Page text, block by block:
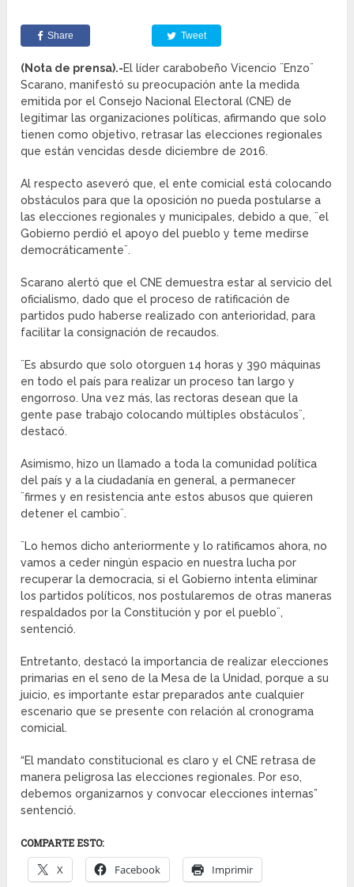
Share Tweet
(Nota de prensa).-El líder carabobeño Vicencio ¨Enzo¨
Scarano, manifestó su preocupación ante la medida
emitida por el Consejo Nacional Electoral (CNE) de
legitimar las organizaciones políticas, afirmando que solo
tienen como objetivo, retrasar las elecciones regionales
que están vencidas desde diciembre de 2016.
Al respecto aseveró que, el ente comicial está colocando
obstáculos para que la oposición no pueda postularse a
las elecciones regionales y municipales, debido a que, ¨el
Gobierno perdió el apoyo del pueblo y teme medirse
democráticamente¨.
Scarano alertó que el CNE demuestra estar al servicio del
oficialismo, dado que el proceso de ratificación de
partidos pudo haberse realizado con anterioridad, para
facilitar la consignación de recaudos.
¨Es absurdo que solo otorguen 14 horas y 390 máquinas
en todo el país para realizar un proceso tan largo y
engorroso. Una vez más, las rectoras desean que la
gente pase trabajo colocando múltiples obstáculos¨,
destacó.
Asimismo, hizo un llamado a toda la comunidad política
del país y a la ciudadanía en general, a permanecer
¨firmes y en resistencia ante estos abusos que quieren
detener el cambio¨.
¨Lo hemos dicho anteriormente y lo ratificamos ahora, no
vamos a ceder ningún espacio en nuestra lucha por
recuperar la democracia, si el Gobierno intenta eliminar
los partidos políticos, nos postularemos de otras maneras
respaldados por la Constitución y por el pueblo¨,
sentenció.
Entretanto, destacó la importancia de realizar elecciones
primarias en el seno de la Mesa de la Unidad, porque a su
juicio, es importante estar preparados ante cualquier
escenario que se presente con relación al cronograma
comicial.
“El mandato constitucional es claro y el CNE retrasa de
manera peligrosa las elecciones regionales. Por eso,
debemos organizarnos y convocar elecciones internas”
sentenció.
COMPARTE ESTO:
X Facebook Imprimir